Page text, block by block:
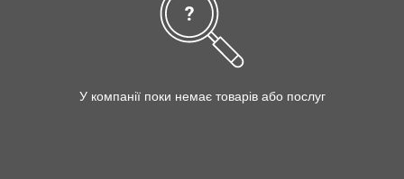
У компанії поки немає товарів або послуг